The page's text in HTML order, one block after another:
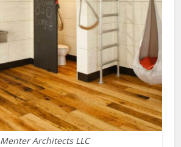
Menter Architects LLC